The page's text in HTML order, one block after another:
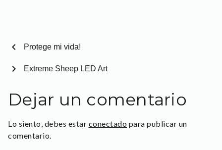
chevron_left Protege mi vida!
Extreme Sheep LED Art
chevron_right
Dejar un comentario
Lo siento, debes estar conectado para publicar un
comentario.